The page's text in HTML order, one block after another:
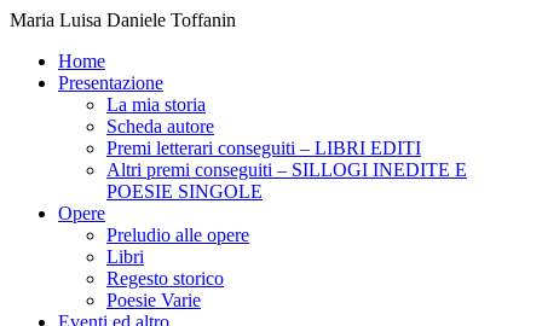
Maria Luisa Daniele Toffanin
Home
Presentazione
La mia storia
Scheda autore
Premi letterari conseguiti – LIBRI EDITI
Altri premi conseguiti – SILLOGI INEDITE E
POESIE SINGOLE
Opere
Preludio alle opere
Libri
Regesto storico
Poesie Varie
Eventi ed altro